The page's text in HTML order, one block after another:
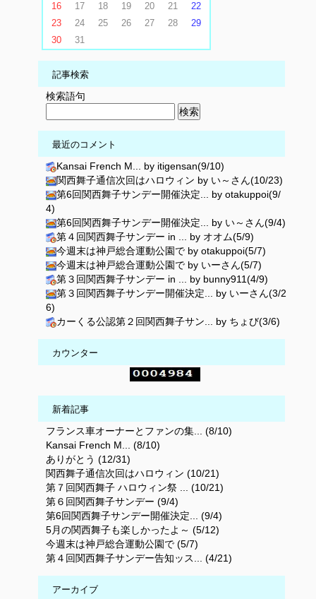
16
17 18 19 20 21
22
23
24 25 26 27 28
29
30
31
記事検索
検索語句
最近のコメント
Kansai French M... by itigensan(9/10)
関西舞子通信次回はハロウィン by い～さん(10/23)
第6回関西舞子サンデー開催決定... by otakuppoi(9/
4)
第6回関西舞子サンデー開催決定... by い～さん(9/4)
第４回関西舞子サンデー in ... by オオム(5/9)
今週末は神戸総合運動公園で by otakuppoi(5/7)
今週末は神戸総合運動公園で by いーさん(5/7)
第３回関西舞子サンデー in ... by bunny911(4/9)
第３回関西舞子サンデー開催決定... by いーさん(3/2
6)
カーくる公認第２回関西舞子サン... by ちょび(3/6)
カウンター
新着記事
フランス車オーナーとファンの集... (8/10)
Kansai French M... (8/10)
ありがとう (12/31)
関西舞子通信次回はハロウィン (10/21)
第７回関西舞子 ハロウィン祭 ... (10/21)
第６回関西舞子サンデー (9/4)
第6回関西舞子サンデー開催決定... (9/4)
5月の関西舞子も楽しかったよ～ (5/12)
今週末は神戸総合運動公園で (5/7)
第４回関西舞子サンデー告知ッス... (4/21)
アーカイブ